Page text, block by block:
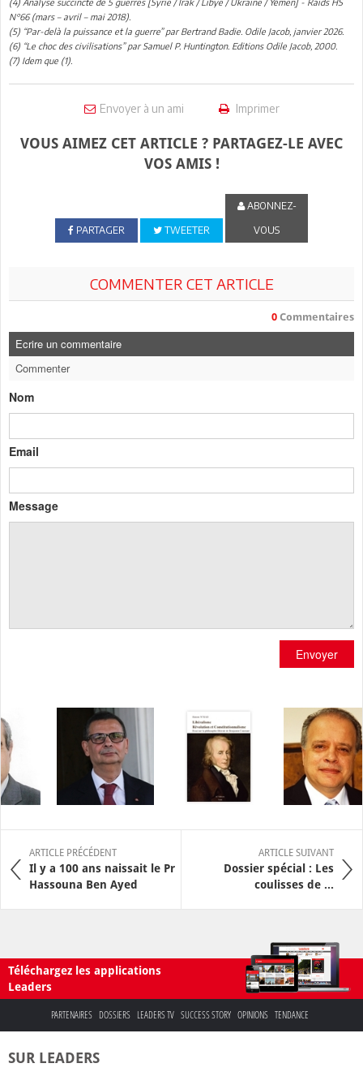
(4) Analyse succincte de 5 guerres [Syrie / Irak / Libye / Ukraine / Yémen] - Raids HS
N°66 (mars – avril – mai 2018).
(5) “Par-delà la puissance et la guerre” par Bertrand Badie. Odile Jacob, janvier 2026.
(6) “Le choc des civilisations” par Samuel P. Huntington. Editions Odile Jacob, 2000.
(7) Idem que (1).
Envoyer à un ami Imprimer
VOUS AIMEZ CET ARTICLE ? PARTAGEZ-LE AVEC
VOS AMIS !
PARTAGER TWEETER
ABONNEZ-
VOUS
COMMENTER CET ARTICLE
0 Commentaires
Ecrire un commentaire
Commenter
Nom
Email
Message
Envoyer
ARTICLE PRÉCÉDENT
Il y a 100 ans naissait le Pr
Hassouna Ben Ayed
ARTICLE SUIVANT
Dossier spécial : Les
coulisses de ...
Téléchargez les applications
Leaders
PARTENAIRES DOSSIERS LEADERS TV SUCCESS STORY OPINIONS TENDANCE
SUR LEADERS